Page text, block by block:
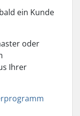
ein Kunde
oder
Ihrer